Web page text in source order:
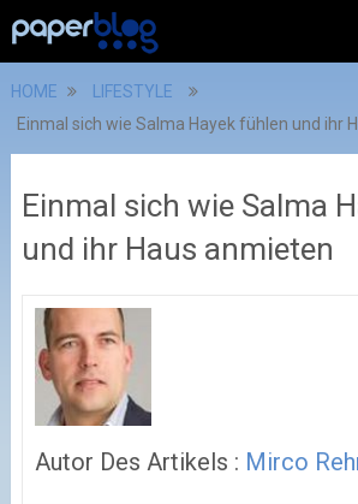
HOME
LIFESTYLE
Einmal sich wie Salma Hayek fühlen und ihr
Einmal sich wie Salma
und ihr Haus anmieten
Autor Des Artikels : Mirco